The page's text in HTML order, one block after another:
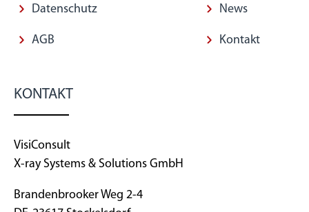
Datenschutz
AGB
News
Kontakt
KONTAKT
VisiConsult
X-ray Systems & Solutions GmbH
Brandenbrooker Weg 2-4